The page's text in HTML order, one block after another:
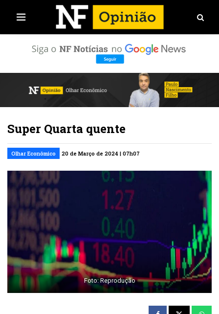
Super Quarta quente
Olhar Econômico 20 de Março de 2024 | 07h07
Foto: Reprodução